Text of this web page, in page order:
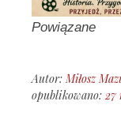
Powiązane
Autor:Miłosz
opublikowano: 27